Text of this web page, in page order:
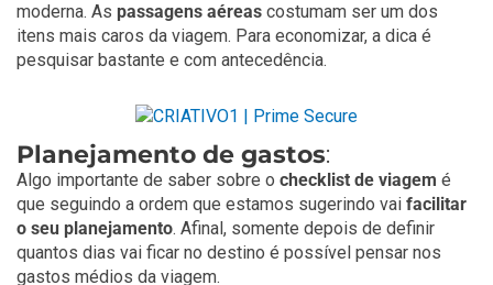
moderna. As passagens aéreas costumam ser um dos
itens mais caros da viagem. Para economizar, a dica é
pesquisar bastante e com antecedência.
Planejamento de gastos:
Algo importante de saber sobre o checklist de viagem é
que seguindo a ordem que estamos sugerindo vai facilitar
o seu planejamento. Afinal, somente depois de definir
quantos dias vai ficar no destino é possível pensar nos
gastos médios da viagem.